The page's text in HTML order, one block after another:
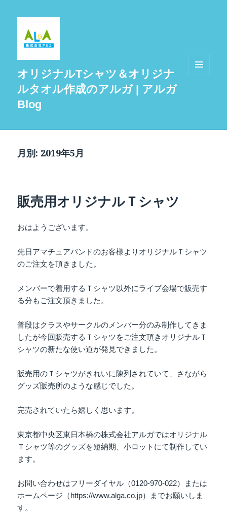
オリジナルTシャツ＆オリジナ
ルタオル作成のアルガ | アルガ
Blog
月別: 2019年5月
販売用オリジナルＴシャツ
おはようございます。
先日アマチュアバンドのお客様よりオリジナルＴシャツ
のご注文を頂きました。
メンバーで着用するＴシャツ以外にライブ会場で販売す
る分もご注文頂きました。
普段はクラスやサークルのメンバー分のみ制作してきま
したが今回販売するＴシャツをご注文頂きオリジナルＴ
シャツの新たな使い道が発見できました。
販売用のＴシャツがきれいに陳列されていて、さながら
グッズ販売所のような感じでした。
完売されていたら嬉しく思います。
東京都中央区東日本橋の株式会社アルガではオリジナル
Ｔシャツ等のグッズを短納期、小ロットにて制作してい
ます。
お問い合わせはフリーダイヤル（0120-970-022）または
ホームページ（https://www.alga.co.jp）までお願いしま
す。